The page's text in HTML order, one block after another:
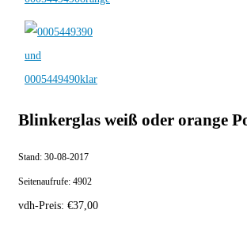
Blinkerglas weiß oder orange
Stand: 30-08-2017
Seitenaufrufe: 4902
vdh-Preis: €37,00